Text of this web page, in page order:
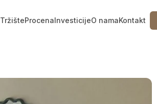
TržišteProcenaInvesticijeO namaKontakt